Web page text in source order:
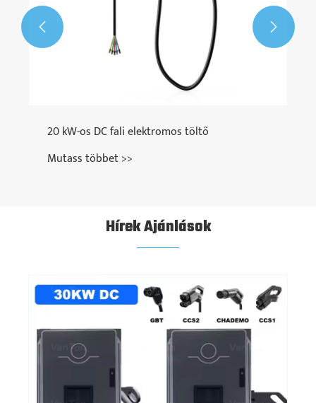
20 kW-os DC fali elektromos töltő
Mutass többet >>
 
Hírek Ajánlások